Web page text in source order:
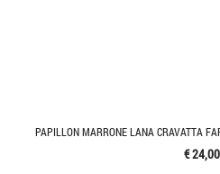
PAPILLON MARRONE LANA CRAVATTA
€ 24,00